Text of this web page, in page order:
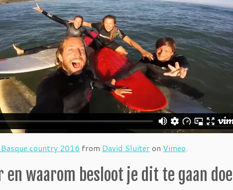
country 2016 from David Sluiteron Vimeo.
en waarom besloot je dit te gaan